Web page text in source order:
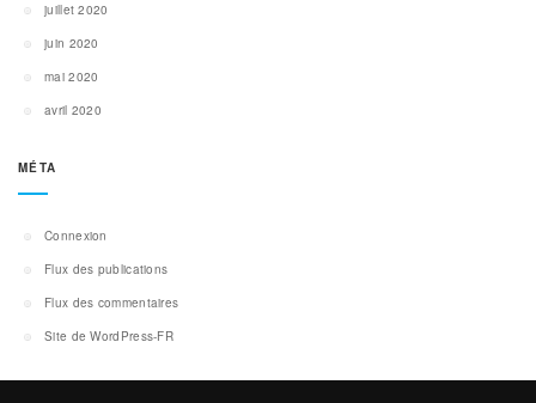
juillet 2020
juin 2020
mai 2020
avril 2020
MÉTA
Connexion
Flux des publications
Flux des commentaires
Site de WordPress-FR